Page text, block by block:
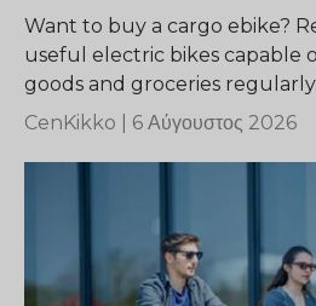
Want to buy a cargo ebike?
useful electric bikes capable
goods and groceries regularly.
CenKikko | 6 Αύγουστος 2026